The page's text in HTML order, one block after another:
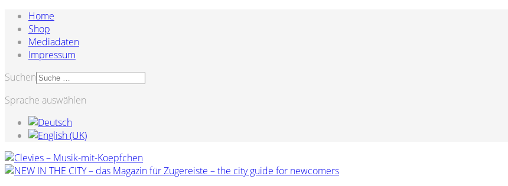
Home
Shop
Mediadaten
Impressum
Suchen
Sprache auswählen